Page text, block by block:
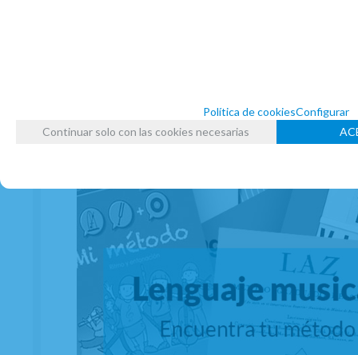
Política de cookiesConfigurar
Continuar solo con las cookies necesarias